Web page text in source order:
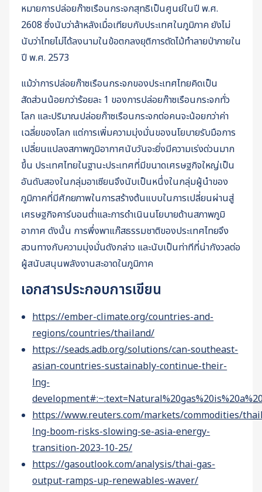
หมายการปล่อยก๊าซเรือนกระจกสุทธิเป็นศูนย์ในปี พ.ศ.
2608 ซึ่งนับว่าล้าหลังเมื่อเทียบกับประเทศในภูมิภาค ยังไม่
นับว่าไทยไม่ได้ลงนามในข้อตกลงยุติการตัดไม้ทำลายป่าภายใน
ปี พ.ศ. 2573
แม้ว่าการปล่อยก๊าซเรือนกระจกของประเทศไทยคิดเป็น
สัดส่วนน้อยกว่าร้อยละ 1 ของการปล่อยก๊าซเรือนกระจกทั่ว
โลก และปริมาณปล่อยก๊าซเรือนกระจกต่อคนจะน้อยกว่าค่า
เฉลี่ยของโลก แต่การเพิ่มความมุ่งมั่นของนโยบายรับมือการ
เปลี่ยนแปลงสภาพภูมิอากาศนับวันจะยิ่งมีความเร่งด่วนมาก
ขึ้น ประเทศไทยในฐานะประเทศที่มีขนาดเศรษฐกิจใหญ่เป็น
อันดับสองในกลุ่มอาเซียนจึงนับเป็นหนึ่งในกลุ่มผู้นำของ
ภูมิภาคที่มีศักยภาพในการสร้างต้นแบบในการเปลี่ยนผ่านสู่
เศรษฐกิจคาร์บอนต่ำและการดำเนินนโยบายด้านสภาพภูมิ
อากาศ ดังนั้น การพึ่งพาแก๊สธรรมชาติของประเทศไทยจึง
สวนทางกับความมุ่งมั่นดังกล่าว และนับเป็นท่าทีที่น่ากังวลต่อ
ผู้สนับสนุนพลังงานสะอาดในภูมิภาค
เอกสารประกอบการเขียน
https://ember-climate.org/countries-and-
regions/countries/thailand/
https://seads.adb.org/solutions/can-southeast-
asian-countries-sustainably-continue-their-
lng-
https://www.reuters.com/markets/commodities/
lng-boom-risks-slowing-se-asia-energy-
transition-2023-10-25/
https://gasoutlook.com/analysis/thai-gas-
output-ramps-up-renewables-waver/